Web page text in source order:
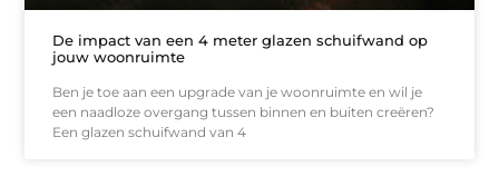
De impact van een 4 meter glazen schuifwand op
jouw woonruimte
Ben je toe aan een upgrade van je woonruimte en wil je
een naadloze overgang tussen binnen en buiten creëren?
Een glazen schuifwand van 4